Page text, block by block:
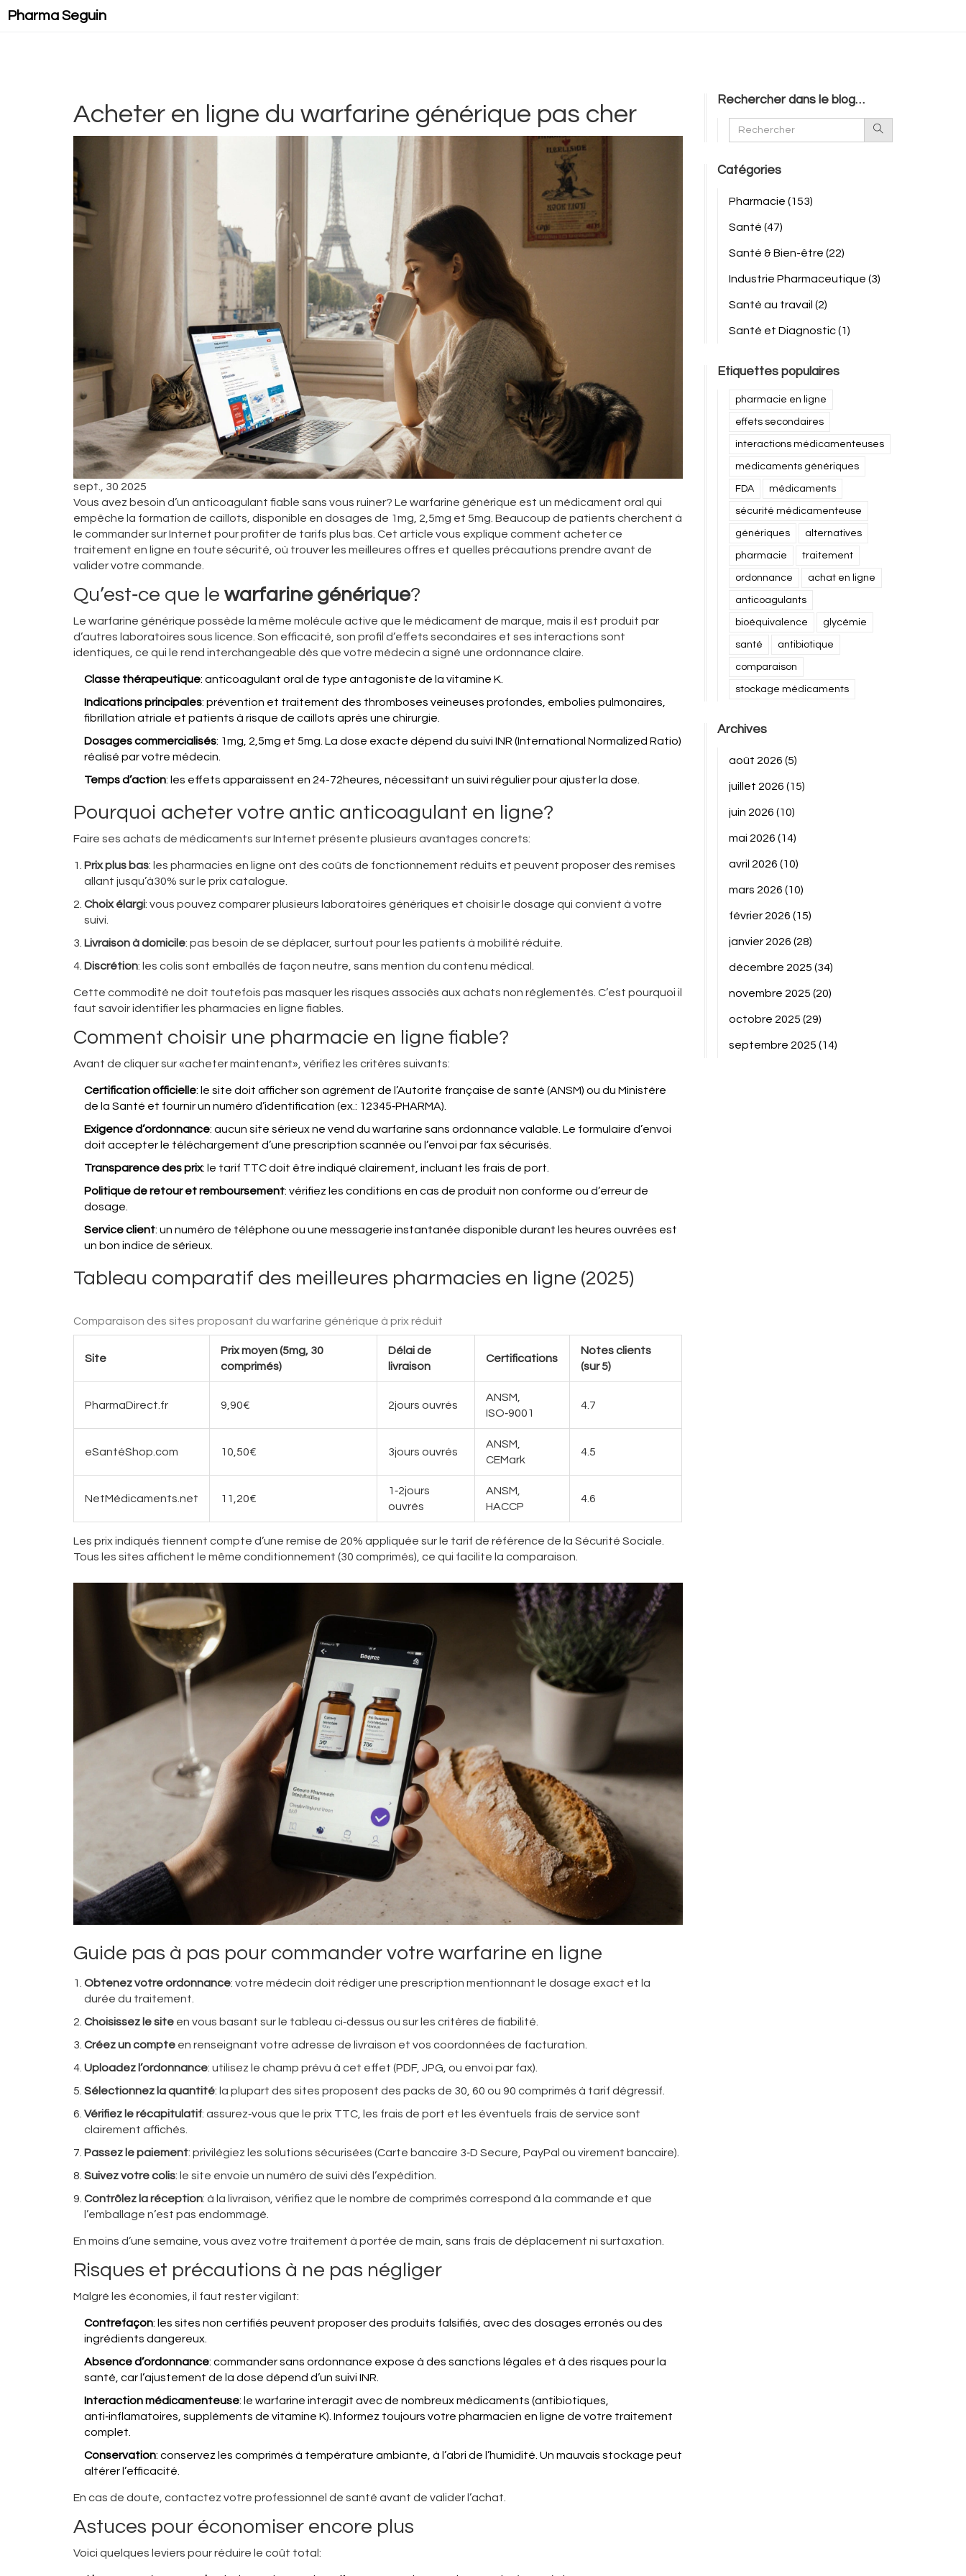
Pharma Seguin
Acheter en ligne du warfarine générique pas cher
sept., 30 2025
Vous avez besoin d’un anticoagulant fiable sans vous ruiner? Le warfarine générique est un médicament oral qui
empêche la formation de caillots, disponible en dosages de 1mg, 2,5mg et 5mg . Beaucoup de patients cherchent à
le commander sur Internet pour profiter de tarifs plus bas. Cet article vous explique comment acheter ce
traitement en ligne en toute sécurité, où trouver les meilleures offres et quelles précautions prendre avant de
valider votre commande.
Qu’est‑ce que le warfarine générique?
Le warfarine générique possède la même molécule active que le médicament de marque, mais il est produit par
d’autres laboratoires sous licence. Son efficacité, son profil d’effets secondaires et ses interactions sont
identiques, ce qui le rend interchangeable dès que votre médecin a signé une ordonnance claire.
Classe thérapeutique: anticoagulant oral de type antagoniste de la vitamine K.
Indications principales: prévention et traitement des thromboses veineuses profondes, embolies pulmonaires,
fibrillation atriale et patients à risque de caillots après une chirurgie.
Dosages commercialisés: 1mg, 2,5mg et 5mg. La dose exacte dépend du suivi INR (International Normalized Ratio)
réalisé par votre médecin.
Temps d’action: les effets apparaissent en 24-72heures, nécessitant un suivi régulier pour ajuster la dose.
Pourquoi acheter votre antic anticoagulant en ligne?
Faire ses achats de médicaments sur Internet présente plusieurs avantages concrets:
Prix plus bas: les pharmacies en ligne ont des coûts de fonctionnement réduits et peuvent proposer des remises
allant jusqu’à30% sur le prix catalogue.
Choix élargi: vous pouvez comparer plusieurs laboratoires génériques et choisir le dosage qui convient à votre
suivi.
Livraison à domicile: pas besoin de se déplacer, surtout pour les patients à mobilité réduite.
Discrétion: les colis sont emballés de façon neutre, sans mention du contenu médical.
Cette commodité ne doit toutefois pas masquer les risques associés aux achats non réglementés. C’est pourquoi il
faut savoir identifier les pharmacies en ligne fiables
Comment choisir une pharmacie en ligne fiable?
Avant de cliquer sur «acheter maintenant», vérifiez les critères suivants:
Certification officielle: le site doit afficher son agrément de l’Autorité française de santé (ANSM) ou du Ministère
de la Santé et fournir un numéro d’identification (ex.: 12345‑PHARMA).
Exigence d’ordonnance: aucun site sérieux ne vend du warfarine sans ordonnance valable. Le formulaire d’envoi
doit accepter le téléchargement d’une prescription scannée ou l’envoi par fax sécurisés.
Transparence des prix: le tarif TTC doit être indiqué clairement, incluant les frais de port.
Politique de retour et remboursement: vérifiez les conditions en cas de produit non conforme ou d’erreur de
dosage.
Service client: un numéro de téléphone ou une messagerie instantanée disponible durant les heures ouvrées est
un bon indice de sérieux.
Tableau comparatif des meilleures pharmacies en ligne (2025)
Comparaison des sites proposant du warfarine générique à prix réduit
Site
Prix moyen (5mg, 30
comprimés)
Délai de
livraison
Certifications
Notes clients
(sur 5)
PharmaDirect.fr 9,90€ 2jours ouvrés
ANSM,
ISO‑9001
4.7
eSantéShop.com 10,50€ 3jours ouvrés
ANSM,
CEMark
4.5
NetMédicaments.net 11,20€
1‑2jours
ouvrés
ANSM,
HACCP
4.6
Les prix indiqués tiennent compte d’une remise de 20% appliquée sur le tarif de référence de la Sécurité Sociale.
Tous les sites affichent le même conditionnement (30 comprimés), ce qui facilite la comparaison.
Guide pas à pas pour commander votre warfarine en ligne
Obtenez votre ordonnance: votre médecin doit rédiger une prescription mentionnant le dosage exact et la
durée du traitement.
Choisissez le site en vous basant sur le tableau ci‑dessus ou sur les critères de fiabilité.
Créez un compte en renseignant votre adresse de livraison et vos coordonnées de facturation.
Uploadez l’ordonnance: utilisez le champ prévu à cet effet (PDF, JPG, ou envoi par fax).
Sélectionnez la quantité: la plupart des sites proposent des packs de 30, 60 ou 90 comprimés à tarif dégressif.
Vérifiez le récapitulatif: assurez‑vous que le prix TTC, les frais de port et les éventuels frais de service sont
clairement affichés.
Passez le paiement: privilégiez les solutions sécurisées (Carte bancaire 3‑D Secure, PayPal ou virement bancaire).
Suivez votre colis: le site envoie un numéro de suivi dès l’expédition.
Contrôlez la réception: à la livraison, vérifiez que le nombre de comprimés correspond à la commande et que
l’emballage n’est pas endommagé.
En moins d’une semaine, vous avez votre traitement à portée de main, sans frais de déplacement ni surtaxation.
Risques et précautions à ne pas négliger
Malgré les économies, il faut rester vigilant:
Contrefaçon: les sites non certifiés peuvent proposer des produits falsifiés, avec des dosages erronés ou des
ingrédients dangereux.
Absence d’ordonnance: commander sans ordonnance expose à des sanctions légales et à des risques pour la
santé, car l’ajustement de la dose dépend d’un suivi INR.
Interaction médicamenteuse: le warfarine interagit avec de nombreux médicaments (antibiotiques,
anti‑inflamatoires, suppléments de vitamine K). Informez toujours votre pharmacien en ligne de votre traitement
complet.
Conservation: conservez les comprimés à température ambiante, à l’abri de l’humidité. Un mauvais stockage peut
altérer l’efficacité.
En cas de doute, contactez votre professionnel de santé avant de valider l’achat.
Astuces pour économiser encore plus
Voici quelques leviers pour réduire le coût total:
Rechercher dans le blog…
Catégories
Pharmacie (153)
Santé (47)
Santé & Bien-être (22)
Industrie Pharmaceutique (3)
Santé au travail (2)
Santé et Diagnostic(1)
Etiquettes populaires
pharmacie en ligne
effets secondaires
interactions médicamenteuses
médicaments génériques
FDA médicaments
sécurité médicamenteuse
génériques alternatives
pharmacie traitement
ordonnance achat en ligne
anticoagulants
bioéquivalence glycémie
santé antibiotique
comparaison
stockage médicaments
Archives
août 2026 (5)
juillet 2026 (15)
juin 2026 (10)
mai 2026 (14)
avril 2026 (10)
mars 2026 (10)
février 2026 (15)
janvier 2026 (28)
décembre 2025 (34)
novembre 2025 (20)
octobre 2025 (29)
septembre 2025 (14)